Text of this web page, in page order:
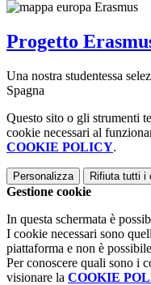
Progetto
Una nostra studentessa
Spagna
Questo sito o gli strumenti
cookie necessari al
COOKIE POLICY.
Personalizza Rifiuta tutti i
Gestione cookie
In questa schermata è
I cookie necessari sono
piattaforma e non è
Per conoscere quali sono i
visionare la COOKIE